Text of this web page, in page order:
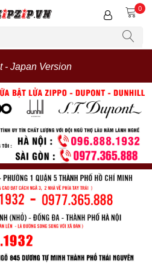
0
- Japan Version